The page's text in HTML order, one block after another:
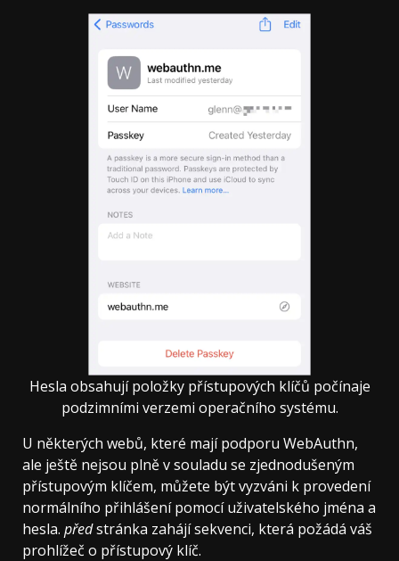
Hesla obsahují položky přístupových klíčů počínaje
podzimními verzemi operačního systému.
U některých webů, které mají podporu WebAuthn,
ale ještě nejsou plně v souladu se zjednodušeným
přístupovým klíčem, můžete být vyzváni k provedení
normálního přihlášení pomocí uživatelského jména a
hesla. předstránka zahájí sekvenci, která požádá váš
prohlížeč o přístupový klíč.